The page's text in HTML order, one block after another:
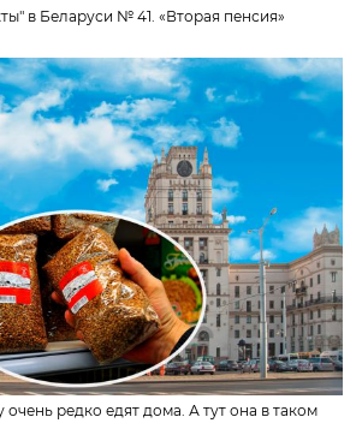
в Беларуси № 41. «Вторая пенсия»
очень редко едят дома. А тут она в таком